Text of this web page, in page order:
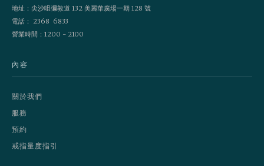
地址：尖沙咀彌敦道 132 美麗華廣場一期 128 號
電話： 2368 6833
營業時間：1200 - 2100
內容
關於我們
服務
預約
戒指量度指引